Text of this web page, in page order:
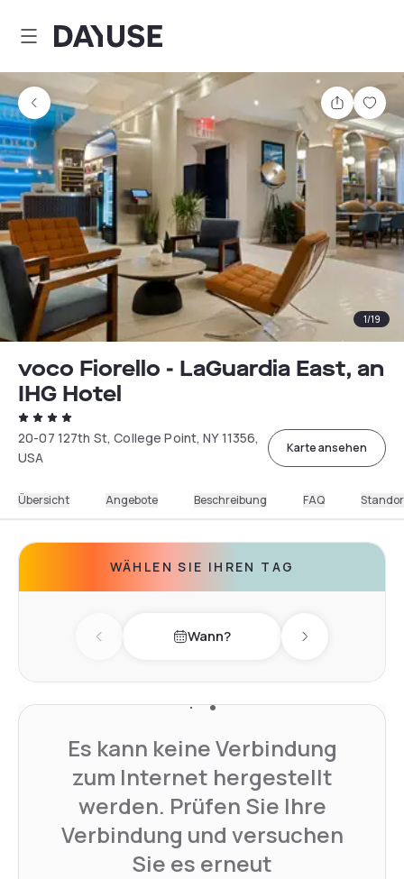
Dayuse
Teilen
1/19
voco Fiorello - LaGuardia East, an
IHG Hotel
20-07 127th St, College Point, NY 11356,
USA
Karte ansehen
Übersicht Angebote Beschreibung FAQ
WÄHLEN SIE IHREN TAG
Previous day Wann? Next day
Es kann keine Verbindung
zum Internet hergestellt
werden. Prüfen Sie Ihre
Verbindung und versuchen
Sie es erneut